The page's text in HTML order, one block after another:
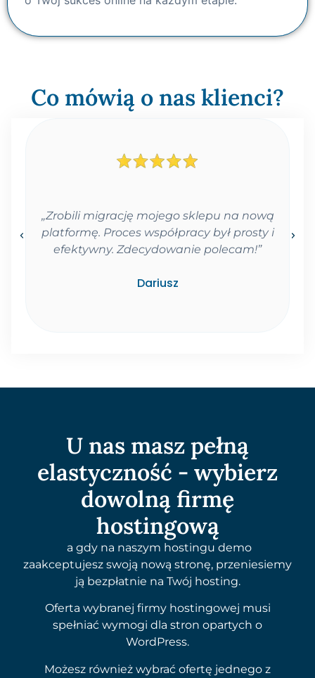
Co mówią o nas klienci?
„Zrobili migrację mojego sklepu na nową
platformę. Proces współpracy był prosty i
efektywny. Zdecydowanie polecam!”
Dariusz
U nas masz pełną
elastyczność - wybierz
dowolną firmę
hostingową
a gdy na naszym hostingu demo
zaakceptujesz swoją nową stronę, przeniesiemy
ją bezpłatnie na Twój hosting.
Oferta wybranej firmy hostingowej musi
spełniać wymogi dla stron opartych o
WordPress.
Możesz również wybrać ofertę jednego z